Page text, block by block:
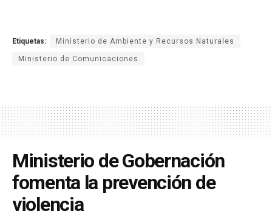
Etiquetas: Ministerio de Ambiente y Recursos Naturales
Ministerio de Comunicaciones
Ministerio de Gobernación
fomenta la prevención de
violencia